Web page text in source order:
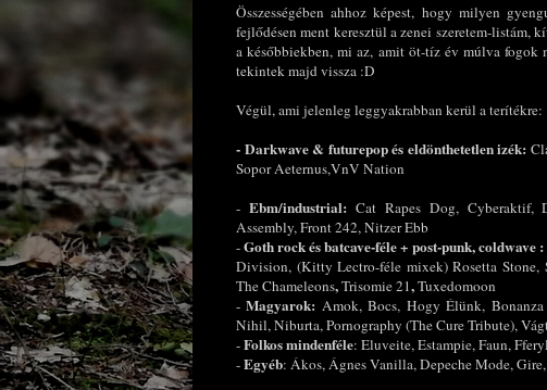
Összességében ahhoz képest, hogy milyen
fejlődésen ment keresztül a zenei szeretem-
a későbbiekben, mi az, amit öt-tíz év múlva
tekintek majd vissza :D
Végül, ami jelenleg leggyakrabban kerül a terítékre:
- Darkwave & futurepop és eldönthetetlen izék:
Sopor Aeternus,VnV Nation
- Ebm/industrial:Cat Rapes Dog, Cyberaktif,
Assembly, Front 242, Nitzer Ebb
-Goth rock és batcave-féle + post-punk, coldwave :
Division, (Kitty Lectro-féle mixek) Rosetta
The Chameleons,Trisomie 21,Tuxedomoon
-Magyarok: Amok, Bocs, Hogy Élünk,
Nihil, Niburta, Pornography (The Cure Tribute),
-Folkos mindenféle: Eluveite, Estampie, Faun,
-Egyéb: Ákos, Ágnes Vanilla, Depeche Mode,